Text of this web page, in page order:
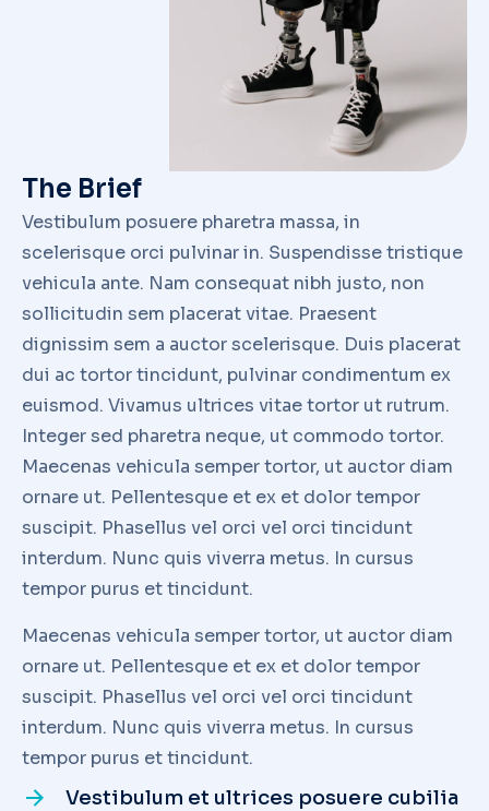
The Brief
Vestibulum posuere pharetra massa, in
scelerisque orci pulvinar in. Suspendisse tristique
vehicula ante. Nam consequat nibh justo, non
sollicitudin sem placerat vitae. Praesent
dignissim sem a auctor scelerisque. Duis placerat
dui ac tortor tincidunt, pulvinar condimentum ex
euismod. Vivamus ultrices vitae tortor ut rutrum.
Integer sed pharetra neque, ut commodo tortor.
Maecenas vehicula semper tortor, ut auctor diam
ornare ut. Pellentesque et ex et dolor tempor
suscipit. Phasellus vel orci vel orci tincidunt
interdum. Nunc quis viverra metus. In cursus
tempor purus et tincidunt.
Maecenas vehicula semper tortor, ut auctor diam
ornare ut. Pellentesque et ex et dolor tempor
suscipit. Phasellus vel orci vel orci tincidunt
interdum. Nunc quis viverra metus. In cursus
tempor purus et tincidunt.
Vestibulum et ultrices posuere cubilia